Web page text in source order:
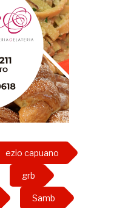
ezio capuano
grb
Samb